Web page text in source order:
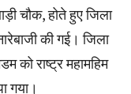
चौक, होते हुए जिला
की गई। जिला
को राष्ट्र महामहिम
गया।